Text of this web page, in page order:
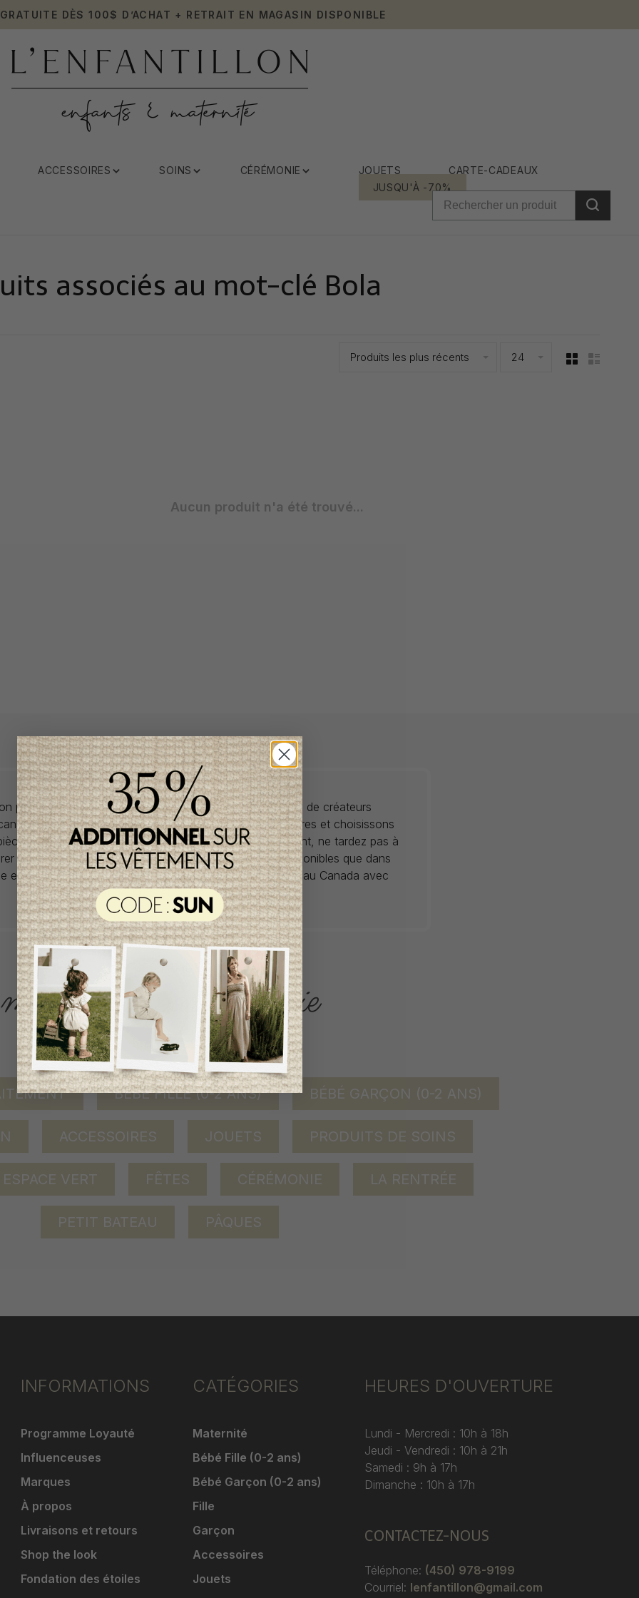
DÈS 100$ D’ACHAT + RETRAIT EN MAGASIN DISPONIBLE
ACCESSOIRES SOINS CÉRÉMONIE JOUETS
CARTE-CADEAUX
JUSQU'À -70%
associés au mot-clé Bola
Produits les plus récents 24
Aucun produit n'a été trouvé...
propose des collections pour de vêtements pour bébés de créateurs
à prix imbattables. Nous dénichons les perles rares et choisissons
de saisons en saisons. Si un vêtement vous convient, ne tardez pas à
car la plupart du temps, les articles offerts ne sont disponibles que dans
et en un seul exemplaire. Profitez de la livraison gratuite au Canada avec
tout achat de 100$ et plus avant taxes.
ACCÈS RAPIDE
magasinez par catégorie
BÉBÉ FILLE (0-2 ANS) BÉBÉ GARÇON (0-2 ANS)
ACCESSOIRES JOUETS PRODUITS DE SOINS
ESPACE VERT FÊTES CÉRÉMONIE LA RENTRÉE
PETIT BATEAU PÂQUES
INFORMATIONS
Programme Loyauté
Influenceuses
Marques
À propos
Livraisons et retours
Shop the look
Fondation des étoiles
CATÉGORIES
Maternité
Bébé Fille (0-2 ans)
Bébé Garçon (0-2 ans)
Fille
Garçon
Accessoires
Jouets
HEURES D'OUVERTURE
Lundi - Mercredi : 10h à 18h
Jeudi - Vendredi : 10h à 21h
Samedi : 9h à 17h
Dimanche : 10h à 17h
CONTACTEZ-NOUS
Téléphone: (450) 978-9199
Courriel: lenfantillon@gmail.com